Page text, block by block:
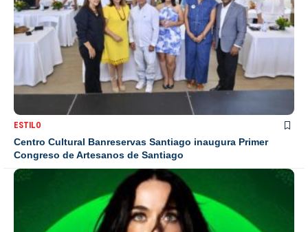
ESTILO
Centro Cultural Banreservas Santiago inaugura Primer
Congreso de Artesanos de Santiago